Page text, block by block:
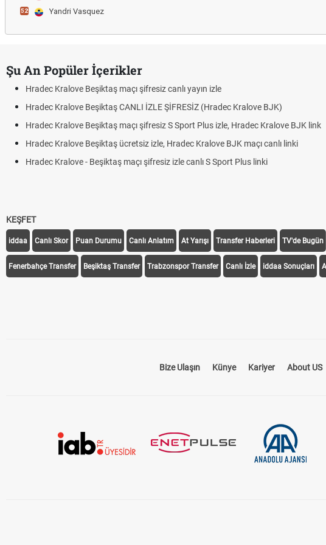
52 Yandri Vasquez
Şu An Popüler İçerikler
Hradec Kralove Beşiktaş maçı şifresiz canlı yayın izle
Hradec Kralove Beşiktaş CANLI İZLE ŞİFRESİZ (Hradec Kralove BJK)
Hradec Kralove Beşiktaş maçı şifresiz S Sport Plus izle, Hradec Kralove BJK link
Hradec Kralove Beşiktaş ücretsiz izle, Hradec Kralove BJK maçı canlı linki
Hradec Kralove - Beşiktaş maçı şifresiz izle canlı S Sport Plus linki
KEŞFET
iddaa Canlı Skor Puan Durumu Canlı Anlatım At Yarışı Transfer Haberleri TV'de Bugün
Fenerbahçe Transfer Beşiktaş Transfer Trabzonspor Transfer Canlı İzle iddaa Sonuçları
Bize Ulaşın Künye Kariyer About US